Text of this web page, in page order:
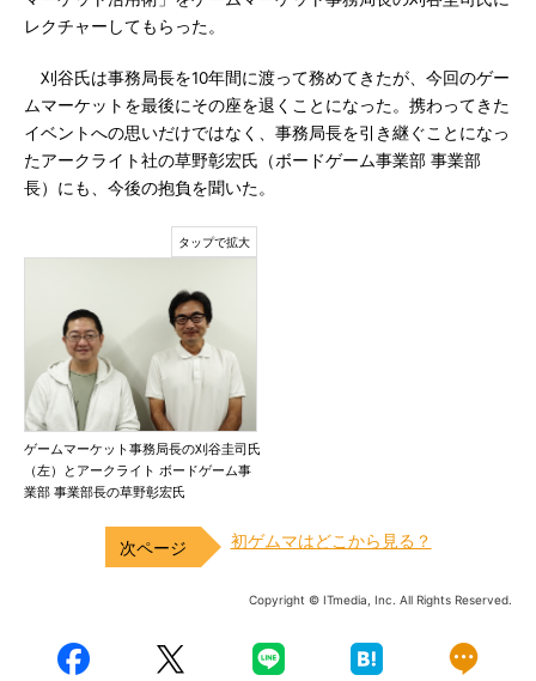
レクチャーしてもらった。
刈谷氏は事務局長を10年間に渡って務めてきたが、今回のゲー
ムマーケットを最後にその座を退くことになった。携わってきた
イベントへの思いだけではなく、事務局長を引き継ぐことになっ
たアークライト社の草野彰宏氏（ボードゲーム事業部 事業部
長）にも、今後の抱負を聞いた。
ゲームマーケット事務局長の刈谷圭司氏
（左）とアークライト ボードゲーム事
業部 事業部長の草野彰宏氏
初ゲムマはどこから見る？
Copyright © ITmedia, Inc. All Rights Reserved.